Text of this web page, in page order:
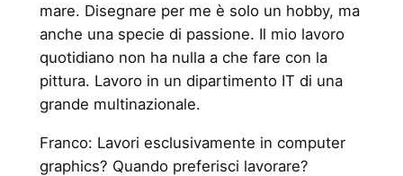
mare. Disegnare per me è solo un hobby, ma
anche una specie di passione. Il mio lavoro
quotidiano non ha nulla a che fare con la
pittura. Lavoro in un dipartimento IT di una
grande multinazionale.
Franco: Lavori esclusivamente in computer
graphics? Quando preferisci lavorare?